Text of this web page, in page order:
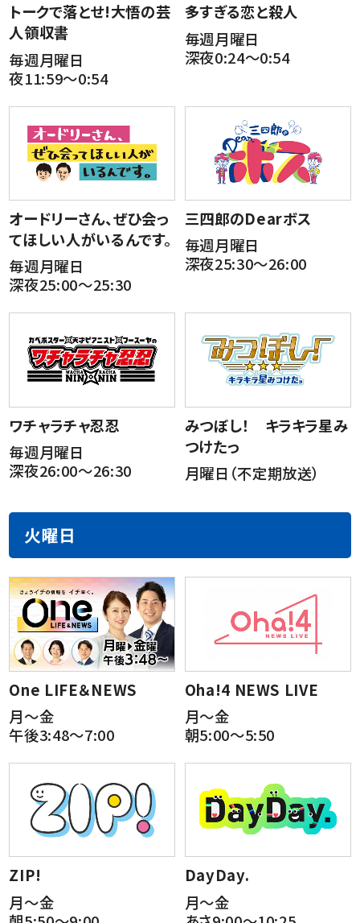
トークで落とせ!大悟の芸
人領収書
毎週月曜日
夜11:59～0:54
多すぎる恋と殺人
毎週月曜日
深夜0:24～0:54
オードリーさん、ぜひ会っ
てほしい人がいるんです。
毎週月曜日
深夜25:00～25:30
三四郎のDearボス
毎週月曜日
深夜25:30～26:00
ワチャラチャ忍忍
毎週月曜日
深夜26:00～26:30
みつぼし！ キラキラ星み
つけたっ
月曜日（不定期放送）
火曜日
One LIFE＆NEWS
月～金
午後3:48～7:00
Oha!4 NEWS LIVE
月～金
朝5:00～5:50
ZIP!
月～金
DayDay.
月～金